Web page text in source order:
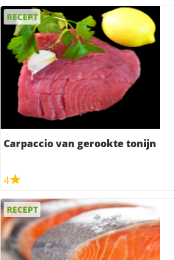
RECEPT
Carpaccio van gerookte tonijn
4
RECEPT